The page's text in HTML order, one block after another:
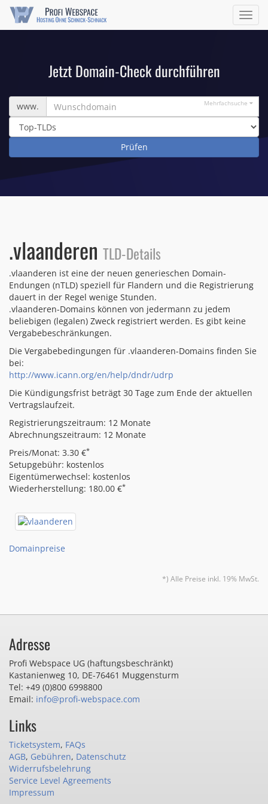
ein/
Jetzt Domain-Check durchführen
Wunschdomain
www. Mehrfachsuche
.vlaanderen TLD-Details
.vlaanderen ist eine der neuen generieschen Domain-
Endungen (nTLD) speziell für Flandern und die Registrierung
dauert in der Regel wenige Stunden.
.vlaanderen-Domains können von jedermann zu jedem
beliebigen (legalen) Zweck registriert werden. Es gibt keine
Vergabebeschränkungen.
Die Vergabebedingungen für .vlaanderen-Domains finden Sie
bei:
http://www.icann.org/en/help/dndr/udrp
Die Kündigungsfrist beträgt 30 Tage zum Ende der aktuellen
Vertragslaufzeit.
Registrierungszeitraum: 12 Monate
Abrechnungszeitraum: 12 Monate
Preis/Monat: 3.30 €*
Setupgebühr: kostenlos
Eigentümerwechsel: kostenlos
Wiederherstellung: 180.00 €*
Domainpreise
*) Alle Preise inkl. 19% MwSt.
Adresse
Profi Webspace UG (haftungsbeschränkt)
Kastanienweg 10, DE-76461 Muggensturm
Tel: +49 (0)800 6998800
Email: info@profi-webspace.com
Links
Ticketsystem, FAQs
AGB, Gebühren, Datenschutz
Widerrufsbelehrung
Service Level Agreements
Impressum